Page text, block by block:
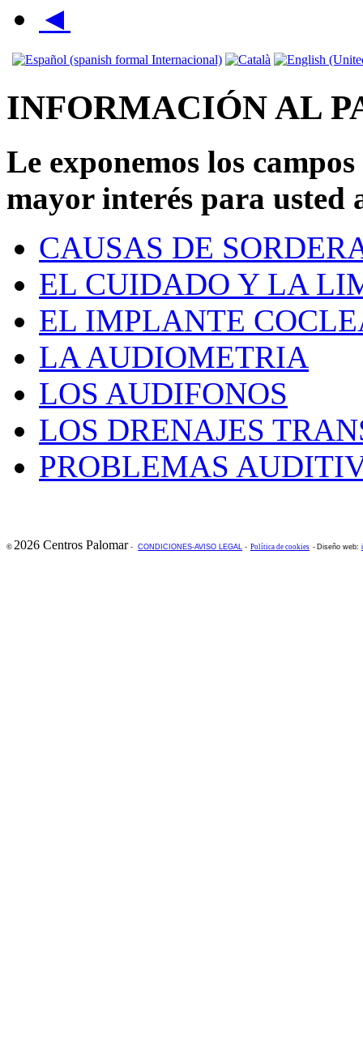
◄
INFORMACIÓN AL
Le exponemos los
mayor interés para usted
CAUSAS DE
EL CUIDADO Y LA
EL IMPLANTE
LA AUDIOMETRIA
LOS AUDIFONOS
LOS DRENAJES
PROBLEMAS
© 2026 Centros Palomar- CONDICIONES-AVISO LEGAL - Política de cookies - Diseño web: